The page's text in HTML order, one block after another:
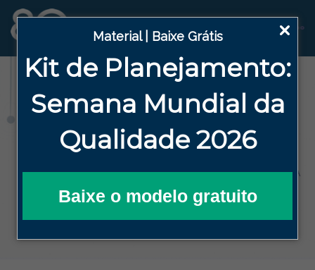
Material | Baixe Grátis
Kit de Planejamento:
Semana Mundial da
Qualidade 2026
Baixe o modelo gratuito
Blog
HOME
BLOG DA QUALIDADE EFICAZ
5 CUIDADOS ANTES DA AUDITORIA EXTERNA